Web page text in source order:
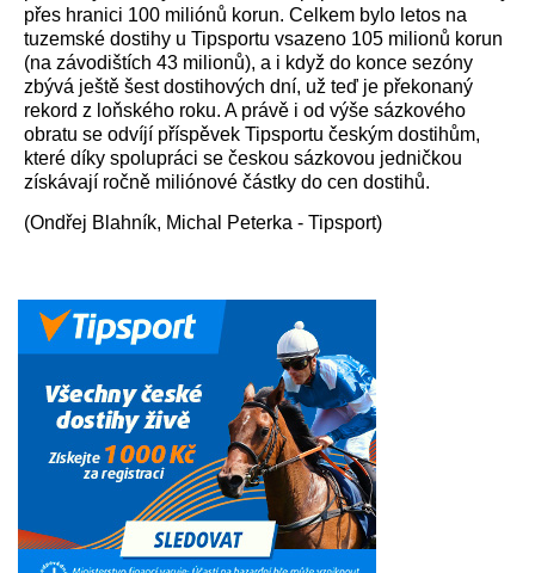
přes hranici 100 miliónů korun. Celkem bylo letos na
tuzemské dostihy u Tipsportu vsazeno 105 milionů korun
(na závodištích 43 milionů), a i když do konce sezóny
zbývá ještě šest dostihových dní, už teď je překonaný
rekord z loňského roku. A právě i od výše sázkového
obratu se odvíjí příspěvek Tipsportu českým dostihům,
které díky spolupráci se českou sázkovou jedničkou
získávají ročně miliónové částky do cen dostihů.
(Ondřej Blahník, Michal Peterka - Tipsport)